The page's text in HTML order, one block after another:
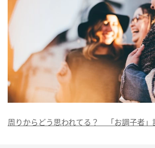
周りからどう思われてる？ 「お調子者」